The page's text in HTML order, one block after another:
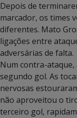
Depois de
marcador, os times
diferentes. Mato
ligações entre
adversárias de falta.
Num contra-ataque,
segundo gol. As
nervosas
não aproveitou o
terceiro gol,